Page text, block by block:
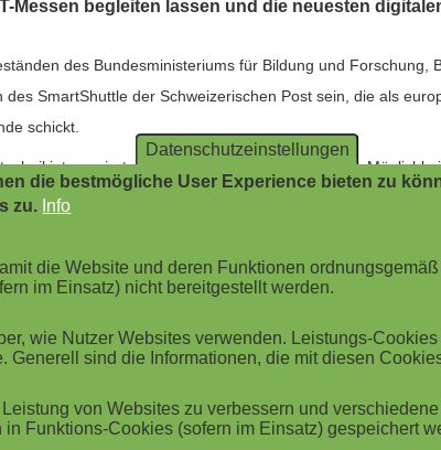
Messen begleiten lassen und die neuesten
des Bundesministeriums für Bildung und Forschung,
SmartShuttle der Schweizerischen Post sein, die als
schickt.
Schülerinnen und Schülern die
informieren", erklärt HPI-Direktor Professor Christoph
Bitkom bietet das Hasso-Plattner-Institut außerdem
übercebit2017schule@hpi.deanmelden.
Datenschutzeinstellungen
die bestmögliche User Experience bieten zu
zu. Info
die Website und deren Funktionen
im Einsatz) nicht bereitgestellt werden.
wie Nutzer Websites verwenden. Leistungs-
Generell sind die Informationen, die mit diesen
von Websites zu verbessern und
Funktions-Cookies (sofern im Einsatz) gespeichert